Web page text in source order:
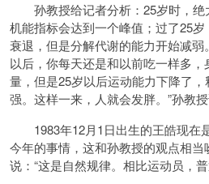
孙教授给记者分析：25岁时，绝
机能指标会达到一个峰值；过了25
衰退，但是分解代谢的能力开始减弱
以后，你每天还是和以前吃一样多
量，但是25岁以后运动能力下降了
强。这样一来，人就会发胖。”孙教授
1983年12月1日出生的王皓现在
今年的事情，这和孙教授的观点相
说：“这是自然规律。相比运动员，